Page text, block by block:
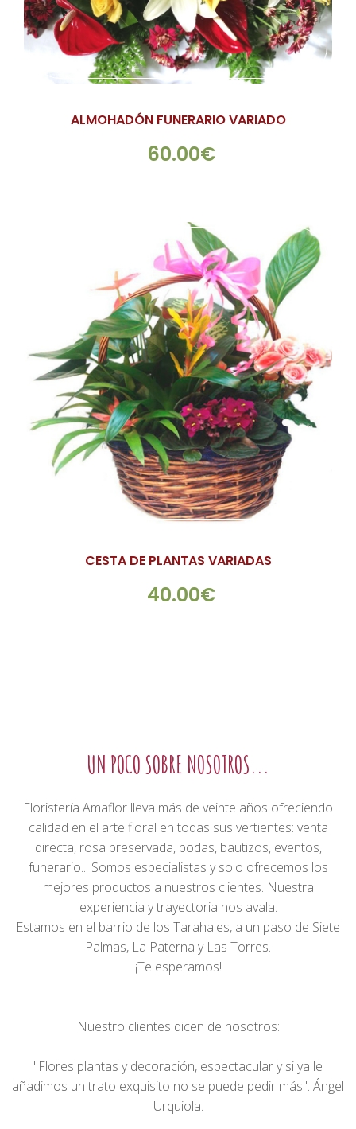
ALMOHADÓN FUNERARIO VARIADO
60.00€
CESTA DE PLANTAS VARIADAS
40.00€
UN POCO SOBRE NOSOTROS...
Floristería Amaflor lleva más de veinte años ofreciendo
calidad en el arte floral en todas sus vertientes: venta
directa, rosa preservada, bodas, bautizos, eventos,
funerario... Somos especialistas y solo ofrecemos los
mejores productos a nuestros clientes. Nuestra
experiencia y trayectoria nos avala.
Estamos en el barrio de los Tarahales, a un paso de Siete
Palmas, La Paterna y Las Torres.
¡Te esperamos!
Nuestro clientes dicen de nosotros:
"Flores plantas y decoración, espectacular y si ya le
añadimos un trato exquisito no se puede pedir más". Ángel
Urquiola.